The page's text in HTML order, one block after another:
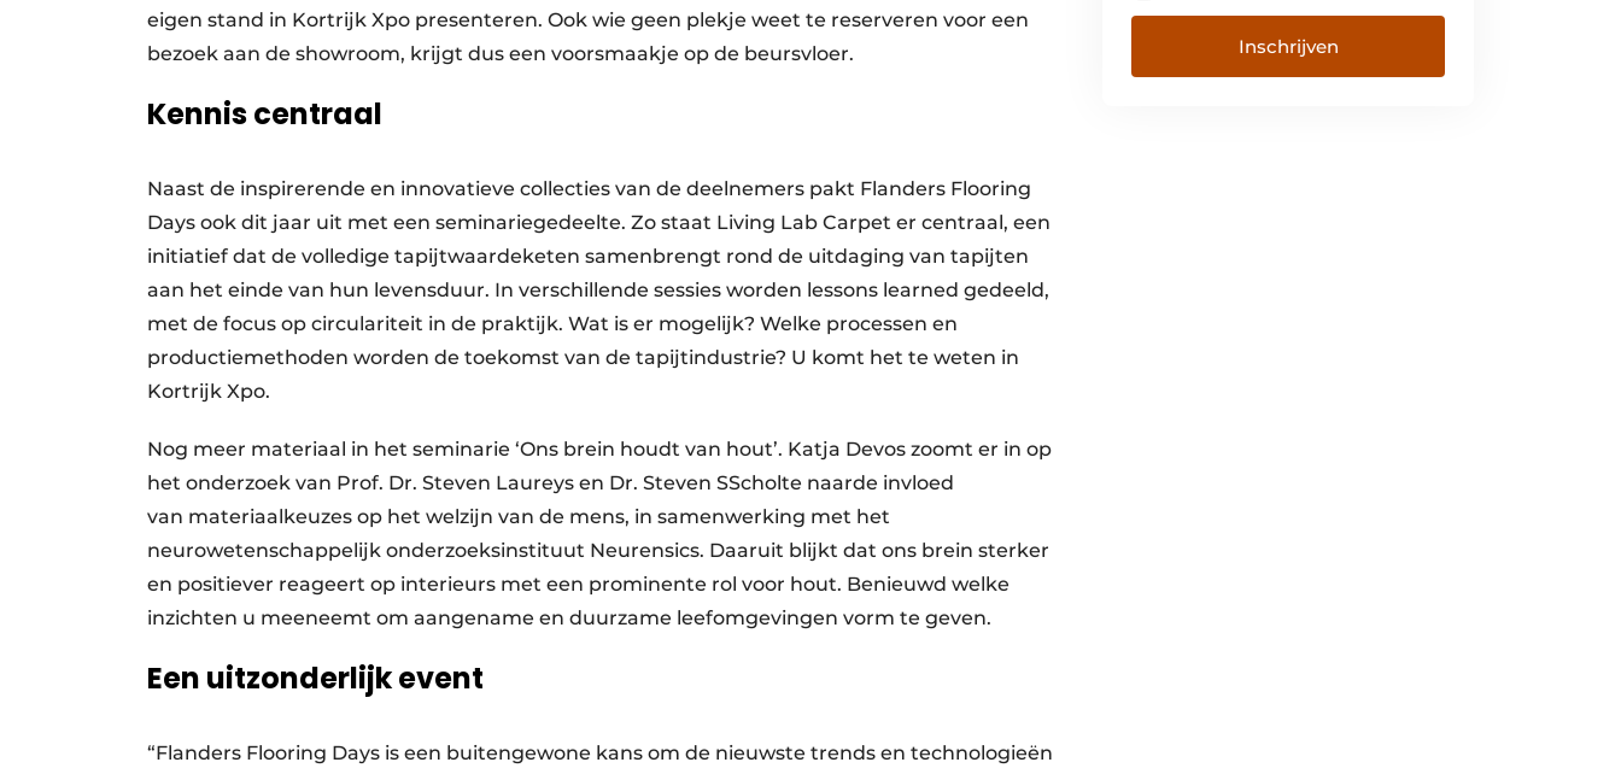
eigen stand in Kortrijk Xpo presenteren. Ook wie geen plekje weet te reserveren voor een
bezoek aan de showroom, krijgt dus een voorsmaakje op de beursvloer.
Kennis centraal
Naast de inspirerende en innovatieve collecties van de deelnemers pakt Flanders Flooring
Days ook dit jaar uit met een seminariegedeelte. Zo staat Living Lab Carpet er centraal, een
initiatief dat de volledige tapijtwaardeketen samenbrengt rond de uitdaging van tapijten
aan het einde van hun levensduur. In verschillende sessies worden lessons learned gedeeld,
met de focus op circulariteit in de praktijk. Wat is er mogelijk? Welke processen en
productiemethoden worden de toekomst van de tapijtindustrie? U komt het te weten in
Kortrijk Xpo.
Nog meer materiaal in het seminarie ‘Ons brein houdt van hout’. Katja Devos zoomt er in op
het onderzoek van Prof. Dr. Steven Laureys en Dr. Steven SScholte naarde invloed
van materiaalkeuzes op het welzijn van de mens, in samenwerking met het
neurowetenschappelijk onderzoeksinstituut Neurensics. Daaruit blijkt dat ons brein sterker
en positiever reageert op interieurs met een prominente rol voor hout. Benieuwd welke
inzichten u meeneemt om aangename en duurzame leefomgevingen vorm te geven.
Een uitzonderlijk event
“Flanders Flooring Days is een buitengewone kans om de nieuwste trends en technologieën